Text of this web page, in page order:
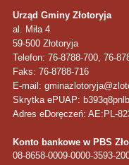
Urząd Gminy Złotoryja
al. Miła 4
59-500 Złotoryja
Telefon: 76-8788-700, 76-
Faks: 76-8788-716
E-mail:
Skrytka ePUAP:
Adres eDoręczeń: AE:PL-
Konto bankowe w PBS
08-8658-0009-0000-3593-